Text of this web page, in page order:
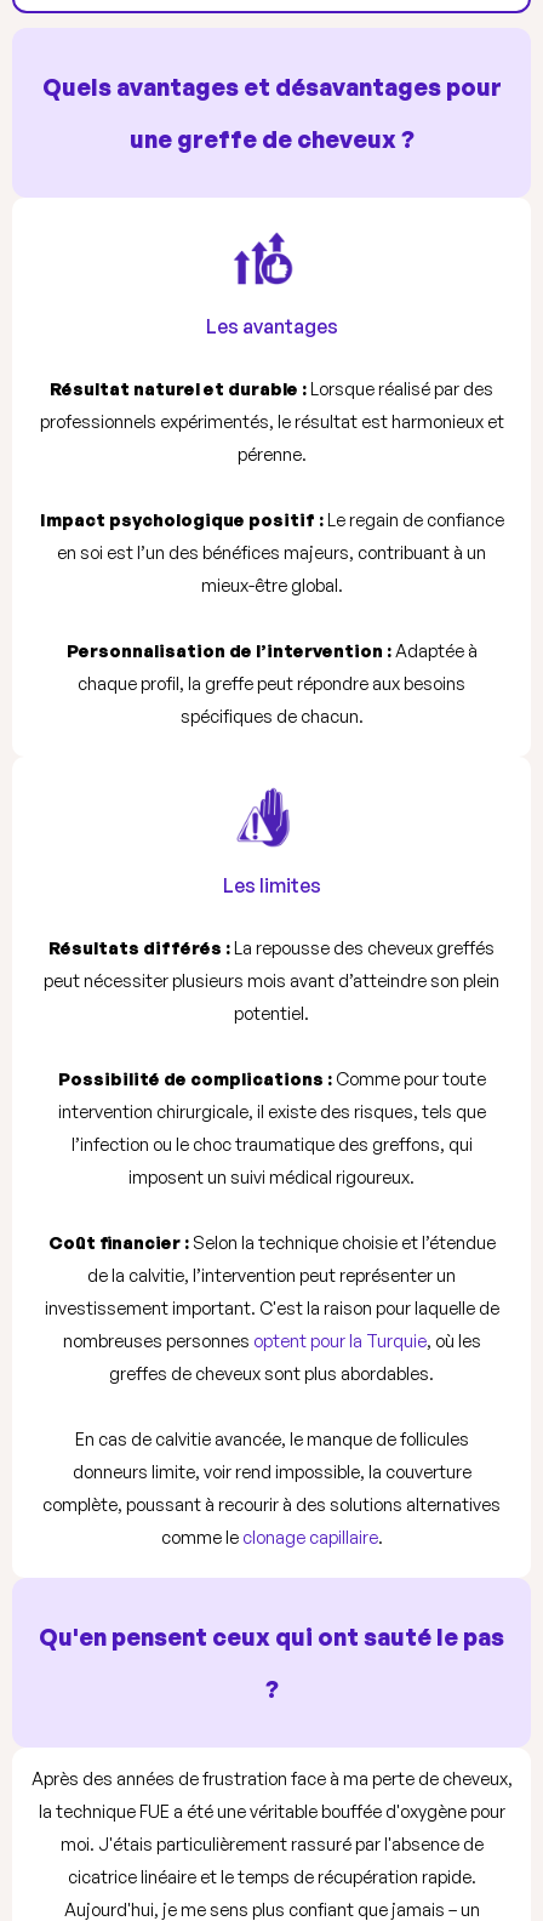
Quels avantages et désavantages pour
une greffe de cheveux ?
Les avantages
Résultat naturel et durable :Lorsque réalisé par des
professionnels expérimentés, le résultat est harmonieux et
pérenne.
Impact psychologique positif :Le regain de confiance
en soi est l’un des bénéfices majeurs, contribuant à un
mieux-être global.
Personnalisation de l’intervention :Adaptée à
chaque profil, la greffe peut répondre aux besoins
spécifiques de chacun.
Les limites
Résultats différés :La repousse des cheveux greffés
peut nécessiter plusieurs mois avant d’atteindre son plein
potentiel.
Possibilité de complications :Comme pour toute
intervention chirurgicale, il existe des risques, tels que
l’infection ou le choc traumatique des greffons, qui
imposent un suivi médical rigoureux.
Coût financier :Selon la technique choisie et l’étendue
de la calvitie, l’intervention peut représenter un
investissement important. C'est la raison pour laquelle de
nombreuses personnes optent pour la Turquie, où les
greffes de cheveux sont plus abordables.
En cas de calvitie avancée, le manque de follicules
donneurs limite, voir rend impossible, la couverture
complète, poussant à recourir à des solutions alternatives
comme le clonage capillaire.
Qu'en pensent ceux qui ont sauté le pas
?
Après des années de frustration face à ma perte de cheveux,
la technique FUE a été une véritable bouffée d'oxygène pour
moi. J'étais particulièrement rassuré par l'absence de
cicatrice linéaire et le temps de récupération rapide.
Aujourd'hui, je me sens plus confiant que jamais – un